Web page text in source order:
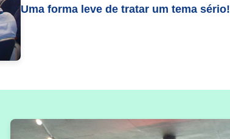
Uma forma leve de tratar um tema sério!